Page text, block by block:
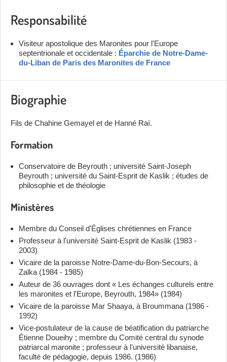
Responsabilité
Visiteur apostolique des Maronites pour l'Europe
septentrionale et occidentale : Éparchie de Notre-Dame-
du-Liban de Paris des Maronites de France
Biographie
Fils de Chahine Gemayel et de Hanné Raï.
Formation
Conservatoire de Beyrouth ; université Saint-Joseph
Beyrouth ; université du Saint-Esprit de Kaslik ; études de
philosophie et de théologie
Ministères
Membre du Conseil d'Églises chrétiennes en France
Professeur à l'université Saint-Esprit de Kaslik (1983 -
2003)
Vicaire de la paroisse Notre-Dame-du-Bon-Secours, à
Zalka (1984 - 1985)
Auteur de 36 ouvrages dont « Les échanges culturels entre
les maronites et l'Europe, Beyrouth, 1984» (1984)
Vicaire de la paroisse Mar Shaaya, à Broummana (1986 -
1992)
Vice-postulateur de la cause de béatification du patriarche
Étienne Doueihy ; membre du Comité central du synode
patriarcal maronite ; professeur à l'université libanaise,
faculté de pédagogie, depuis 1986. (1986)